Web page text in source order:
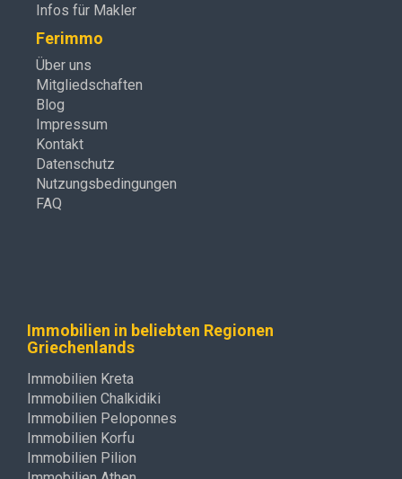
Infos für Makler
Ferimmo
Über uns
Mitgliedschaften
Blog
Impressum
Kontakt
Datenschutz
Nutzungsbedingungen
FAQ
Immobilien in beliebten Regionen
Griechenlands
Immobilien Kreta
Immobilien Chalkidiki
Immobilien Peloponnes
Immobilien Korfu
Immobilien Pilion